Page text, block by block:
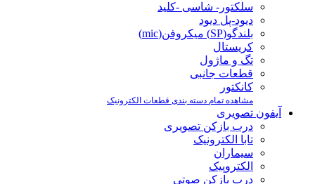
سلکتور- شاسی -کلید
دیود-پل دیود
بلندگو(SP) میکروفن(mic)
کریستال
تگ و ماژول
قطعات جانبی
کانکتور
مشاهده تمام دسته بندی قطعات الکترونیک
آیفون تصویری
درب بازکن تصویری
تابا الکترونیک
سیماران
الکتروپیک
درب بازکن صوتی